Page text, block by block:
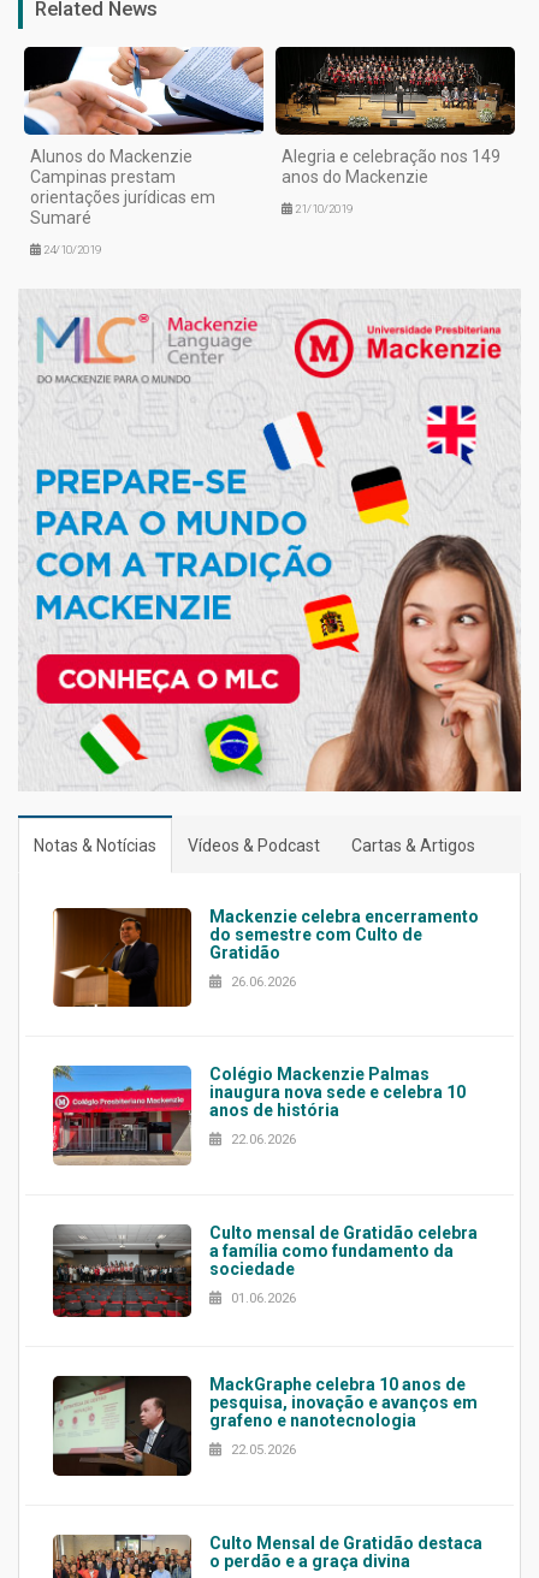
Related News
Alunos do Mackenzie
Campinas prestam
orientações jurídicas em
Sumaré
24/10/2019
Alegria e celebração nos 149
anos do Mackenzie
21/10/2019
Notas & Notícias Vídeos & Podcast Cartas & Artigos
Mackenzie celebra encerramento
do semestre com Culto de
Gratidão
26.06.2026
Colégio Mackenzie Palmas
inaugura nova sede e celebra 10
anos de história
22.06.2026
Culto mensal de Gratidão celebra
a família como fundamento da
sociedade
01.06.2026
MackGraphe celebra 10 anos de
pesquisa, inovação e avanços em
grafeno e nanotecnologia
22.05.2026
Culto Mensal de Gratidão destaca
o perdão e a graça divina